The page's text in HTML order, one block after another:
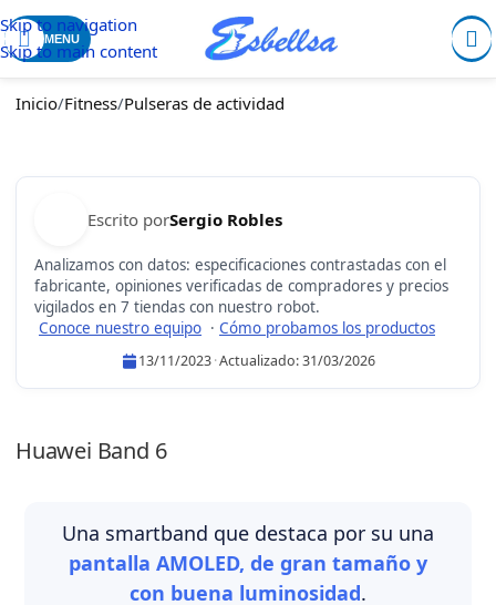
Skip to navigation
Skip to main content
MENU
Inicio/Fitness/Pulseras de actividad
Escrito porSergio Robles
Analizamos con datos: especificaciones contrastadas con el
fabricante, opiniones verificadas de compradores y precios
vigilados en 7 tiendas con nuestro robot.
Conoce nuestro equipo · Cómo probamos los productos
13/11/2023·Actualizado:31/03/2026
Huawei Band 6
Una smartband que destaca por su una
pantalla AMOLED, de gran tamaño y
con buena luminosidad.